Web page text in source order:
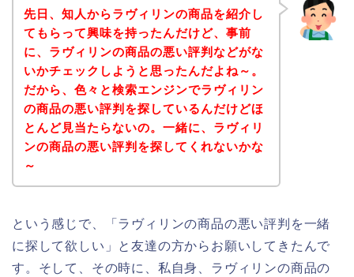
先日、知人からラヴィリンの商品を紹介し
てもらって興味を持ったんだけど、事前
に、ラヴィリンの商品の悪い評判などがな
いかチェックしようと思ったんだよね～。
だから、色々と検索エンジンでラヴィリン
の商品の悪い評判を探しているんだけどほ
とんど見当たらないの。一緒に、ラヴィリ
ンの商品の悪い評判を探してくれないかな
～
という感じで、「ラヴィリンの商品の悪い評判を一緒
に探して欲しい」と友達の方からお願いしてきたんで
す。そして、その時に、私自身、ラヴィリンの商品の